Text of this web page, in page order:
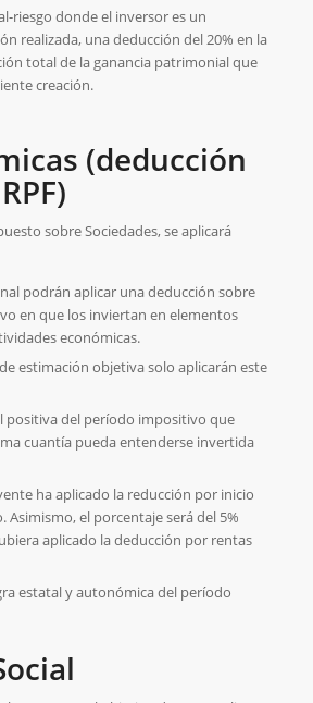
riesgo donde el inversor es un
realizada, una deducción del 20% en la
total de la ganancia patrimonial que
creación.
(deducción
sobre Sociedades, se aplicará
podrán aplicar una deducción sobre
en que los inviertan en elementos
económicas.
estimación objetiva solo aplicarán este
positiva del período impositivo que
cuantía pueda entenderse invertida
ha aplicado la reducción por inicio
el porcentaje será del 5%
aplicado la deducción por rentas
estatal y autonómica del período